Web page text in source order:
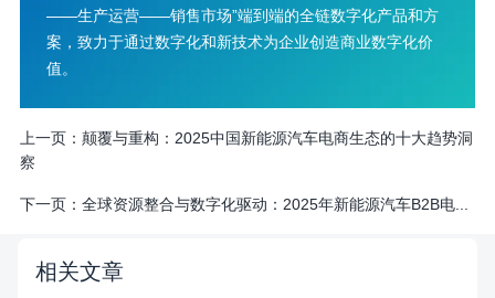
——生产运营——销售市场”端到端的全链数字化产品和方
案，致力于通过数字化和新技术为企业创造商业数字化价
值。
上一页： 颠覆与重构：2025中国新能源汽车电商生态的十大趋势洞
察
下一页： 全球资源整合与数字化驱动：2025年新能源汽车B2B电...
相关文章